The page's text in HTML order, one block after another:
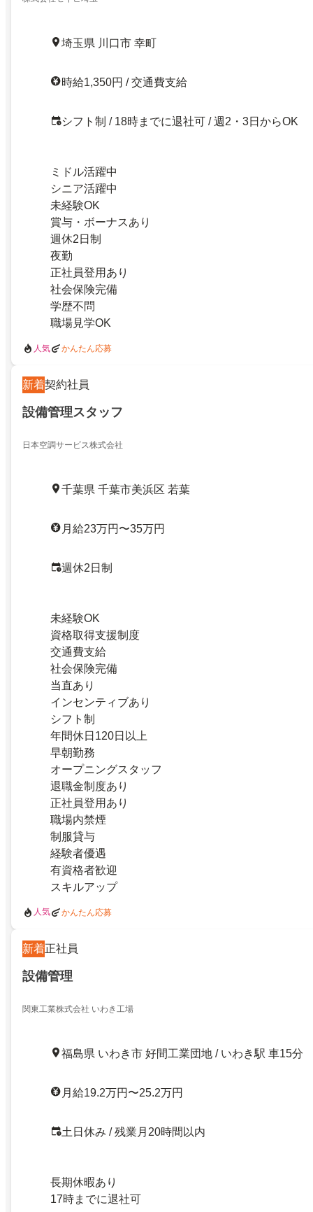
埼玉県 川口市 幸町
時給1,350円 / 交通費支給
シフト制 / 18時までに退社可 / 週2・3日からOK
ミドル活躍中
シニア活躍中
未経験OK
賞与・ボーナスあり
週休2日制
夜勤
正社員登用あり
社会保険完備
学歴不問
職場見学OK
人気 かんたん応募
新着契約社員
設備管理スタッフ
日本空調サービス株式会社
千葉県 千葉市美浜区 若葉
月給23万円〜35万円
週休2日制
未経験OK
資格取得支援制度
交通費支給
社会保険完備
当直あり
インセンティブあり
シフト制
年間休日120日以上
早朝勤務
オープニングスタッフ
退職金制度あり
正社員登用あり
職場内禁煙
制服貸与
経験者優遇
有資格者歓迎
スキルアップ
人気 かんたん応募
新着正社員
設備管理
関東工業株式会社 いわき工場
福島県 いわき市 好間工業団地 / いわき駅 車15分
月給19.2万円〜25.2万円
土日休み / 残業月20時間以内
長期休暇あり
17時までに退社可